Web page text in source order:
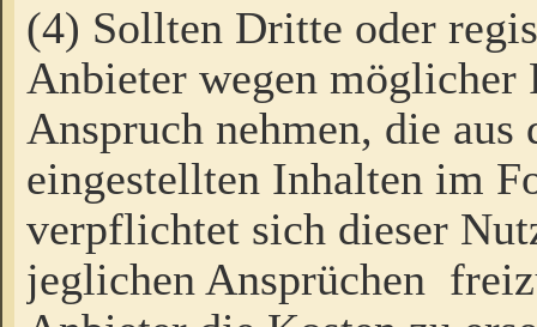
(4) Sollten Dritte oder
Anbieter wegen möglicher
Anspruch nehmen, die
eingestellten Inhalten im
verpflichtet sich dieser
jeglichen Ansprüchen